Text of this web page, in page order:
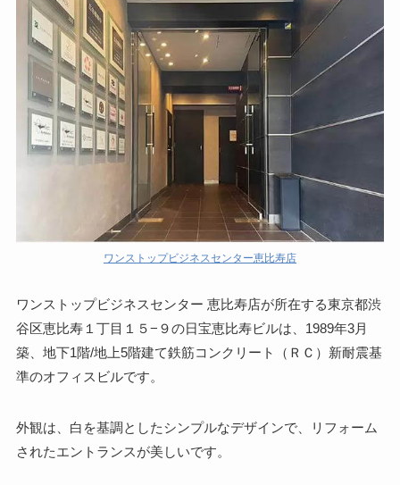
ワンストップビジネスセンター恵比寿店
ワンストップビジネスセンター 恵比寿店が所在する東京都渋
谷区恵比寿１丁目１５−９の日宝恵比寿ビルは、1989年3月
築、地下1階/地上5階建て鉄筋コンクリート（ＲＣ）新耐震基
準のオフィスビルです。
外観は、白を基調としたシンプルなデザインで、リフォーム
されたエントランスが美しいです。